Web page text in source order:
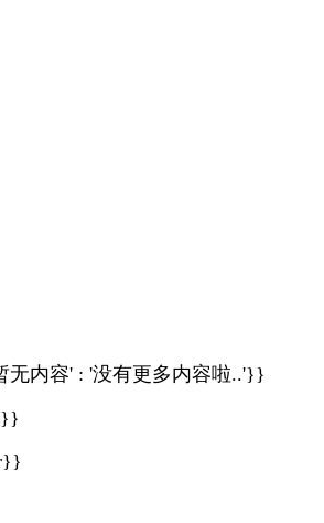
无内容' : '没有更多内容啦..'}}